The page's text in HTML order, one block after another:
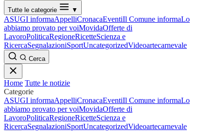
Tutte le categorie ▼
ASUGI informaAppelliCronacaEventiIl Comune informaLo
abbiamo provato per voiMovidaOfferte di
LavoroPoliticaRegioneRicetteScienza e
RicercaSegnalazioniSportUncategorizedVideoartecarnevale
Cerca
Home Tutte le notizie
Categorie
ASUGI informaAppelliCronacaEventiIl Comune informaLo
abbiamo provato per voiMovidaOfferte di
LavoroPoliticaRegioneRicetteScienza e
RicercaSegnalazioniSportUncategorizedVideoartecarnevale